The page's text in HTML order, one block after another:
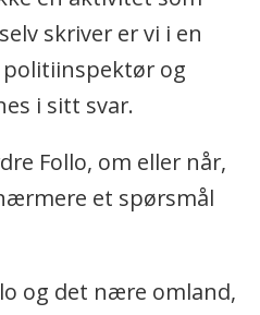
skriver er vi i en
og
i sitt svar.
Follo, om eller når,
et spørsmål
og det nære omland,